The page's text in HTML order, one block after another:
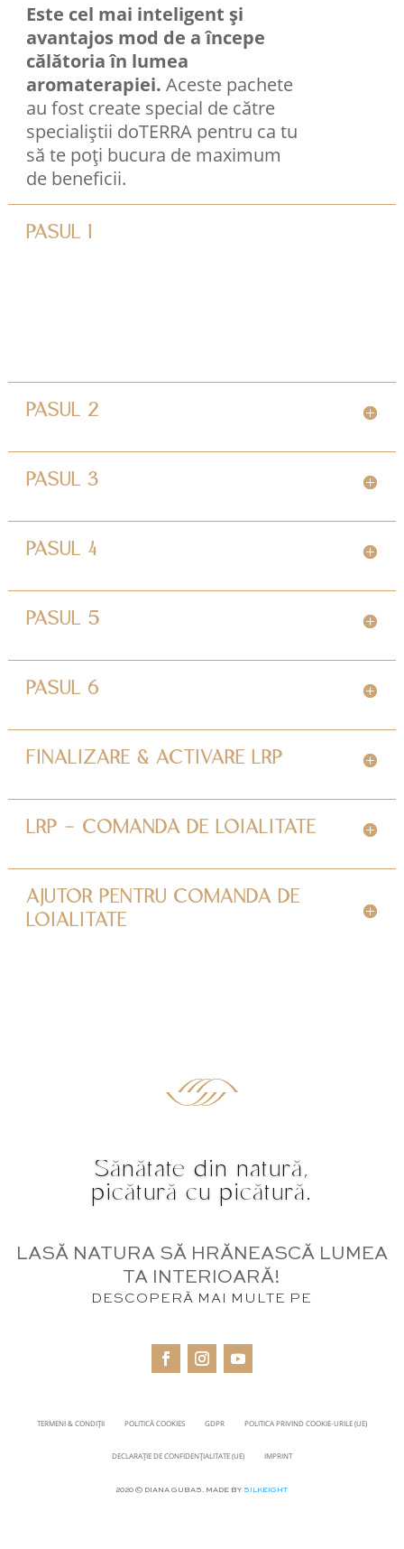
Este cel mai inteligent și
avantajos mod de a începe
călătoria în lumea
aromaterapiei. Aceste pachete
au fost create special de către
specialiștii doTERRA pentru ca tu
să te poți bucura de maximum
de beneficii.
PASUL 1
PASUL 2
PASUL 3
PASUL 4
PASUL 5
PASUL 6
FINALIZARE & ACTIVARE LRP
LRP - COMANDA DE LOIALITATE
AJUTOR PENTRU COMANDA DE
LOIALITATE
Sănătate din natură,
picătură cu picătură.
LASĂ NATURA SĂ HRĂNEASCĂ LUMEA
TA INTERIOARĂ!
DESCOPERĂ MAI MULTE PE
TERMENI & CONDIȚII POLITICĂ COOKIES GDPR POLITICA PRIVIND COOKIE-URILE (UE)
DECLARAȚIE DE CONFIDENȚIALITATE (UE) IMPRINT
2020 © DIANA GUBAS. MADE BY SILKEIGHT